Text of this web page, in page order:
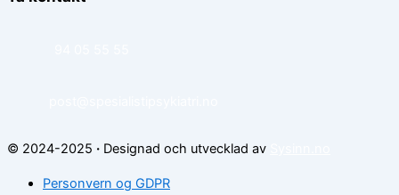
© 2024-2025 · Designad och utvecklad av
Personvern og GDPR